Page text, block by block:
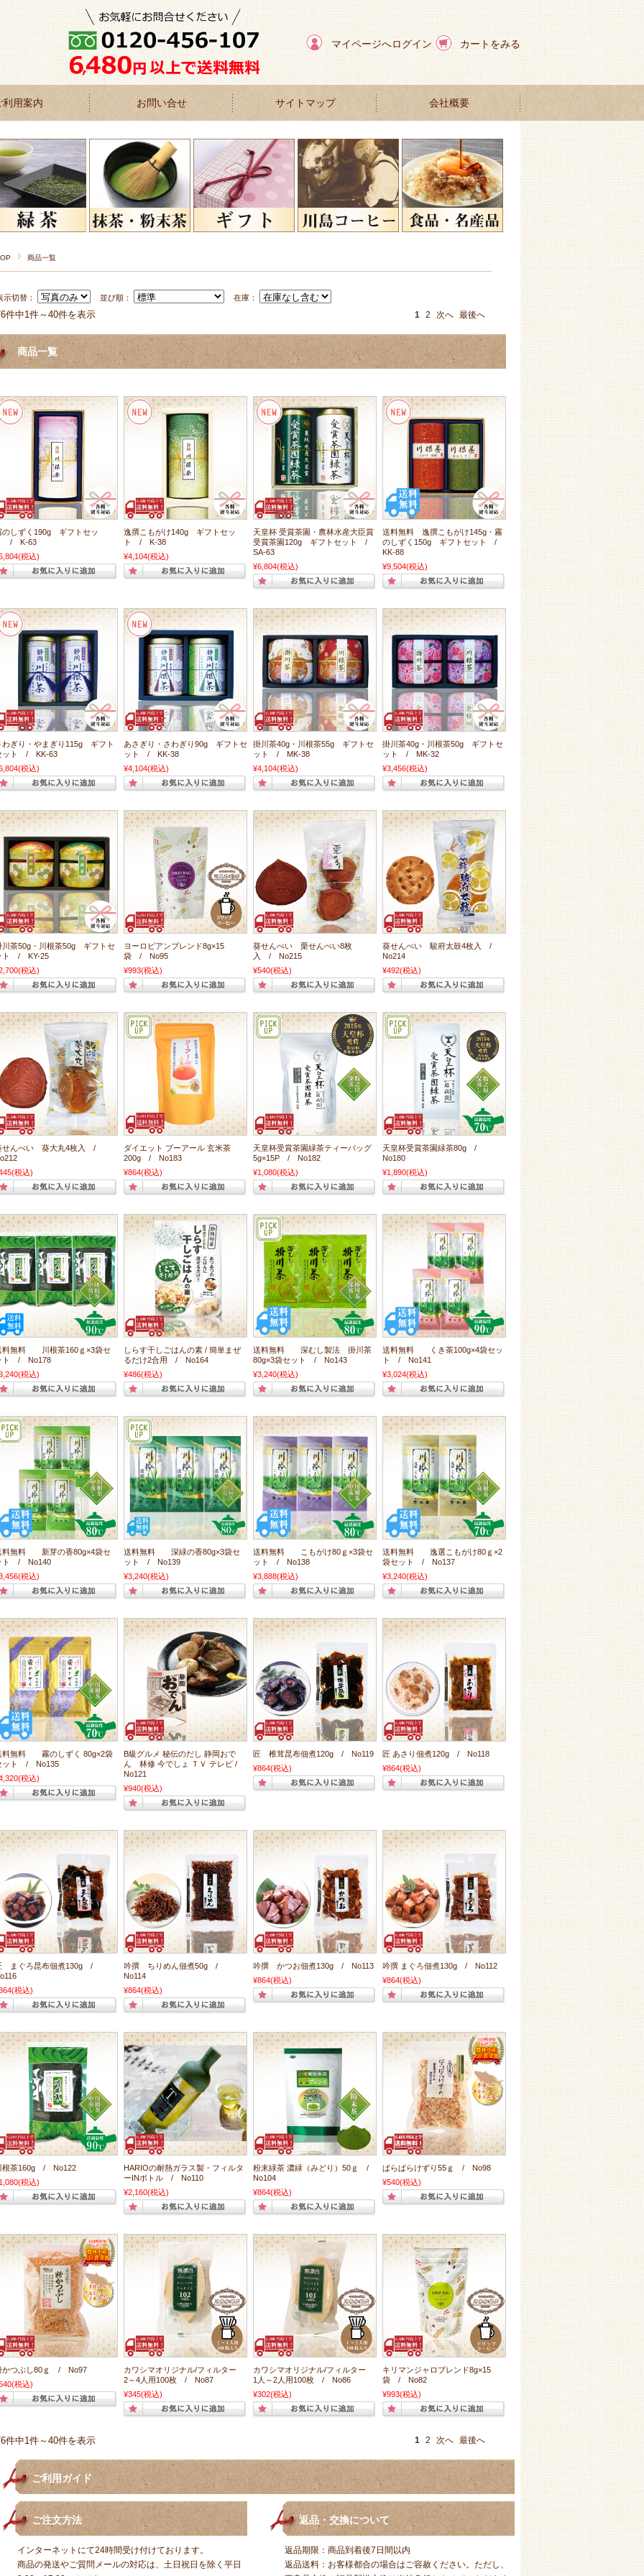
マイページへログイン カートをみる
利用案内 お問い合せ サイトマップ 会社概要
商品一覧
示切替： 並び順： 在庫：
件中1件～40件を表示 1 2 次へ 最後へ
商品一覧
のしずく190g ギフトセッ
/ K-63
(税込)
逸撰こもがけ140g ギフトセッ
ト / K-38
¥4,104(税込)
天皇杯 受賞茶園・農林水産大臣賞
受賞茶園120g ギフトセット /
SA-63
¥6,804(税込)
送料無料 逸撰こもがけ145g・霧
のしずく150g ギフトセット /
KK-88
¥9,504(税込)
わぎり・やまぎり115g ギフト
ット / KK-63
(税込)
あさぎり・さわぎり90g ギフトセ
ット / KK-38
¥4,104(税込)
掛川茶40g・川根茶55g ギフトセ
ット / MK-38
¥4,104(税込)
掛川茶40g・川根茶50g ギフトセ
ット / MK-32
¥3,456(税込)
川茶50g・川根茶50g ギフトセ
ト / KY-25
(税込)
ヨーロピアンブレンド8g×15
袋 / No95
¥993(税込)
葵せんべい 栗せんべい8枚
入 / No215
¥540(税込)
葵せんべい 駿府太鼓4枚入 /
No214
¥492(税込)
せんべい 葵大丸4枚入 /
(税込)
ダイエット プーアール 玄米茶
200g / No183
¥864(税込)
天皇杯受賞茶園緑茶ティーバッグ
5g×15P / No182
¥1,080(税込)
天皇杯受賞茶園緑茶80g /
No180
¥1,890(税込)
料無料 川根茶160ｇ×3袋セ
ト / No178
(税込)
しらす干しごはんの素 / 簡単まぜ
るだけ2合用 / No164
¥486(税込)
送料無料 深むし製法 掛川茶
80g×3袋セット / No143
¥3,240(税込)
送料無料 くき茶100g×4袋セッ
ト / No141
¥3,024(税込)
料無料 新芽の香80g×4袋セ
ト / No140
(税込)
送料無料 深緑の香80g×3袋セ
ット / No139
¥3,240(税込)
送料無料 こもがけ80ｇ×3袋セ
ット / No138
¥3,888(税込)
送料無料 逸選こもがけ80ｇ×2
袋セット / No137
¥3,240(税込)
料無料 霧のしずく 80g×2袋
ット / No135
(税込)
B級グルメ 秘伝のだし 静岡おで
ん 林修 今でしょ ＴＶ テレビ /
No121
¥940(税込)
匠 椎茸昆布佃煮120g / No119
¥864(税込)
匠 あさり佃煮120g / No118
¥864(税込)
まぐろ昆布佃煮130g /
(税込)
吟撰 ちりめん佃煮50g /
No114
¥864(税込)
吟撰 かつお佃煮130g / No113
¥864(税込)
吟撰 まぐろ佃煮130g / No112
¥864(税込)
根茶160g / No122
(税込)
HARIOの耐熱ガラス製・フィルタ
ーINボトル / No110
¥2,160(税込)
粉末緑茶 濃緑（みどり）50ｇ /
No104
¥864(税込)
ぱらぱらけずり55ｇ / No98
¥540(税込)
かつぶし80ｇ / No97
(税込)
カワシマオリジナル/フィルター
2～4人用100枚 / No87
¥345(税込)
カワシマオリジナル/フィルター
1人～2人用100枚 / No86
¥302(税込)
キリマンジャロブレンド8g×15
袋 / No82
¥993(税込)
件中1件～40件を表示 1 2 次へ 最後へ
ご利用ガイド
ご注文方法
インターネットにて24時間受け付けております。
商品の発送やご質問メールの対応は、土日祝日を除く平日
返品・交換について
返品期限：商品到着後7日間以内
返品送料：お客様都合の場合はご容赦ください。ただし、